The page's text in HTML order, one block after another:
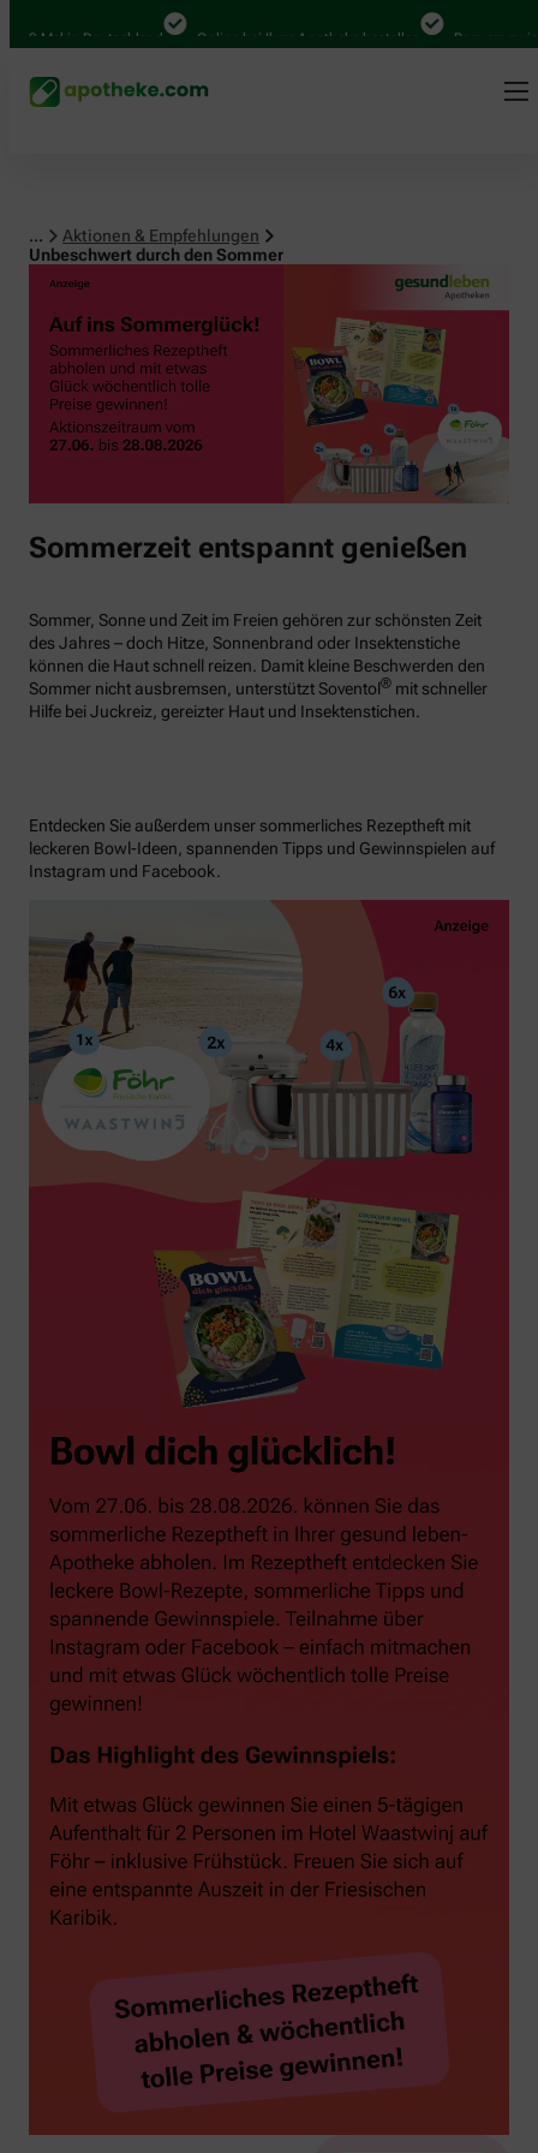
Mal in Deutschland Online bei Ihrer Apotheke bestellen Bequem
...
Aktionen & Empfehlungen
Unbeschwert durch den Sommer
Sommerzeit entspannt genießen
Sommer, Sonne und Zeit im Freien gehören zur schönsten Zeit
des Jahres – doch Hitze, Sonnenbrand oder Insektenstiche
können die Haut schnell reizen. Damit kleine Beschwerden den
Sommer nicht ausbremsen, unterstützt Soventol® mit schneller
Hilfe bei Juckreiz, gereizter Haut und Insektenstichen.
Entdecken Sie außerdem unser sommerliches Rezeptheft mit
leckeren Bowl-Ideen, spannenden Tipps und Gewinnspielen auf
Instagram und Facebook.